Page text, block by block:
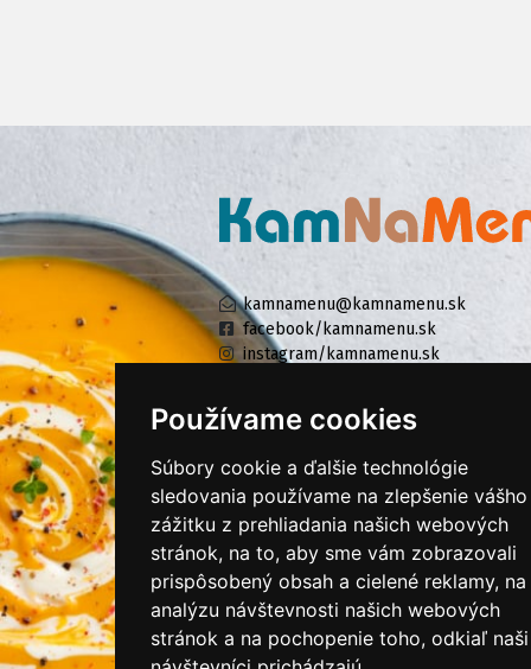
Používame cookies
Súbory cookie a ďalšie technológie
sledovania používame na zlepšenie vášho
zážitku z prehliadania našich webových
stránok, na to, aby sme vám zobrazovali
prispôsobený obsah a cielené reklamy, na
analýzu návštevnosti našich webových
stránok a na pochopenie toho, odkiaľ naši
kamnamenu@kamnamenu.sk
facebook/kamnamenu.sk
instagram/kamnamenu.sk
PRIHLÁSIŤ SA DO ZÁKAZNÍCKEJ ZÓNY
Všeobecné obchodné podmienky
Ochrana osobných údajov
Cookies